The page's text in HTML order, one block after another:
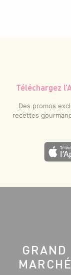
Téléchargez
Des promos
recettes